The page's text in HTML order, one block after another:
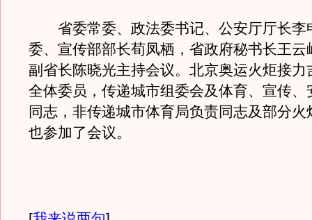
省委常委、政法委书记、公安厅厅长李
委、宣传部部长荀凤栖，省政府秘书长王云
副省长陈晓光主持会议。北京奥运火炬接力
全体委员，传递城市组委会及体育、宣传、
同志，非传递城市体育局负责同志及部分火
也参加了会议。